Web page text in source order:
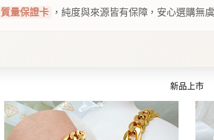
質量保證卡 ，純度與來源皆有保障，安心選購無虞
新品上市